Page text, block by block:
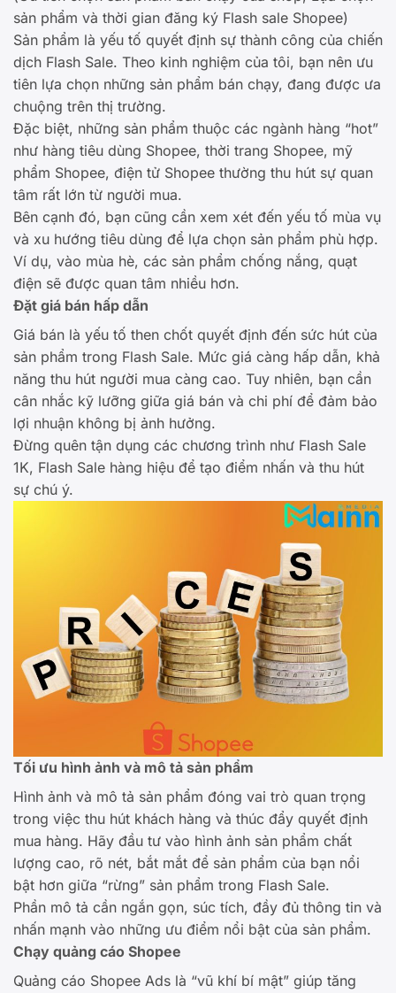
sản phẩm và thời gian đăng ký Flash sale Shopee)
Sản phẩm là yếu tố quyết định sự thành công của chiến
dịch Flash Sale. Theo kinh nghiệm của tôi, bạn nên ưu
tiên lựa chọn những sản phẩm bán chạy, đang được ưa
chuộng trên thị trường.
Đặc biệt, những sản phẩm thuộc các ngành hàng “hot”
như hàng tiêu dùng Shopee, thời trang Shopee, mỹ
phẩm Shopee, điện tử Shopee thường thu hút sự quan
tâm rất lớn từ người mua.
Bên cạnh đó, bạn cũng cần xem xét đến yếu tố mùa vụ
và xu hướng tiêu dùng để lựa chọn sản phẩm phù hợp.
Ví dụ, vào mùa hè, các sản phẩm chống nắng, quạt
điện sẽ được quan tâm nhiều hơn.
Đặt giá bán hấp dẫn
Giá bán là yếu tố then chốt quyết định đến sức hút của
sản phẩm trong Flash Sale. Mức giá càng hấp dẫn, khả
năng thu hút người mua càng cao. Tuy nhiên, bạn cần
cân nhắc kỹ lưỡng giữa giá bán và chi phí để đảm bảo
lợi nhuận không bị ảnh hưởng.
Đừng quên tận dụng các chương trình như Flash Sale
1K, Flash Sale hàng hiệu để tạo điểm nhấn và thu hút
sự chú ý.
Tối ưu hình ảnh và mô tả sản phẩm
Hình ảnh và mô tả sản phẩm đóng vai trò quan trọng
trong việc thu hút khách hàng và thúc đẩy quyết định
mua hàng. Hãy đầu tư vào hình ảnh sản phẩm chất
lượng cao, rõ nét, bắt mắt để sản phẩm của bạn nổi
bật hơn giữa “rừng” sản phẩm trong Flash Sale.
Phần mô tả cần ngắn gọn, súc tích, đầy đủ thông tin và
nhấn mạnh vào những ưu điểm nổi bật của sản phẩm.
Chạy quảng cáo Shopee
Quảng cáo Shopee Ads là “vũ khí bí mật” giúp tăng